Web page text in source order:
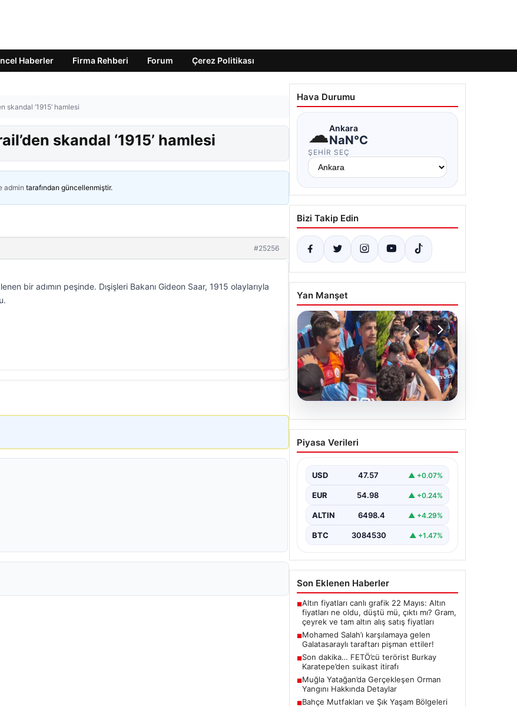
Haberler Firma Rehberi Forum Çerez Politikası
skandal ‘1915’ hamlesi
skandal ‘1915’ hamlesi
admin tarafından güncellenmiştir.
#25256
bir adımın peşinde. Dışişleri Bakanı Gideon Saar, 1915 olaylarıyla
Hava Durumu
☁Ankara
NaN°C
ŞEHIR SEÇ
Bizi Takip Edin
Yan Manşet
05.08.2026
Mohamed Salah’ı
karşılamaya gelen
pişman ettiler!
Piyasa Verileri
USD 47.57 ▲ +0.07%
EUR 54.98 ▲ +0.24%
ALTIN 6498.4 ▲ +4.29%
BTC 3084530 ▲ +1.47%
Son Eklenen Haberler
■Altın fiyatları canlı grafik 22 Mayıs: Altın
fiyatları ne oldu, düştü mü, çıktı mı? Gram,
çeyrek ve tam altın alış satış fiyatları
■Mohamed Salah’ı karşılamaya gelen
Galatasaraylı taraftarı pişman ettiler!
■Son dakika… FETÖ’cü terörist Burkay
Karatepe’den suikast itirafı
■Muğla Yatağan’da Gerçekleşen Orman
Yangını Hakkında Detaylar
■Bahçe Mutfakları ve Şık Yaşam Bölgeleri